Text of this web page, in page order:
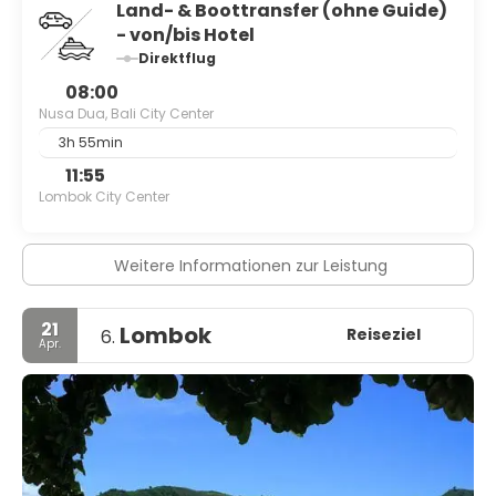
Land- & Boottransfer (ohne Guide)
- von/bis Hotel
Direktflug
08:00
Nusa Dua, Bali City Center
3h 55min
11:55
Lombok City Center
Weitere Informationen zur Leistung
21
Apr. 6. Lombok Reiseziel